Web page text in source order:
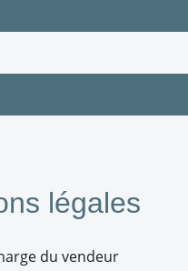
légales
du vendeur